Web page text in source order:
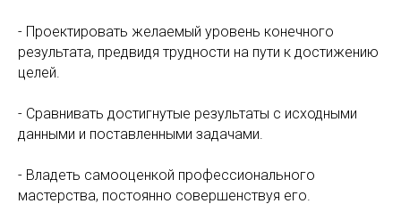
- Проектировать желаемый уровень конечного
результата, предвидя трудности на пути к достижению
целей.
- Сравнивать достигнутые результаты с исходными
данными и поставленными задачами.
- Владеть самооценкой профессионального
мастерства, постоянно совершенствуя его.